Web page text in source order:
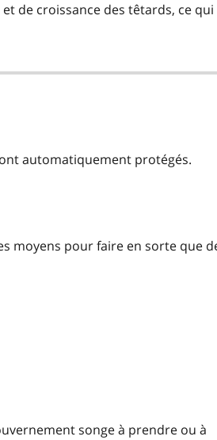
de croissance des têtards, ce qui
automatiquement protégés.
moyens pour faire en sorte que
songe à prendre ou à